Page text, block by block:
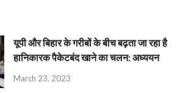
यूपी और बिहार के गरीबों के बीच बढ़ता जा रहा है
हानिकारक पैकेटबंद खाने का चलन: अध्ययन
March 23, 2023